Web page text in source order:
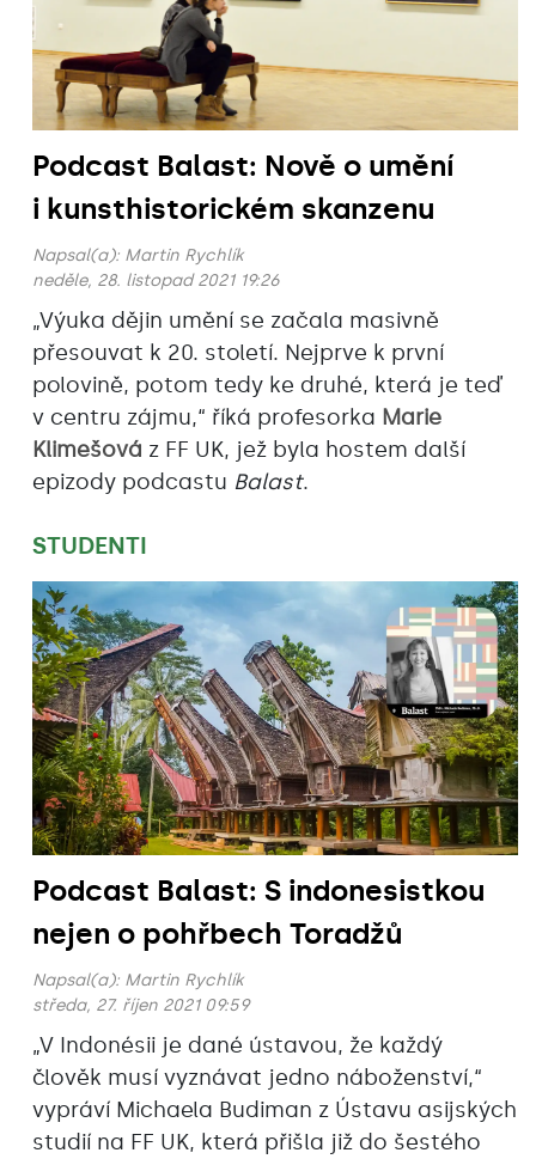
Podcast Balast: Nově o umění
i kunsthistorickém skanzenu
Napsal(a): Martin Rychlík
neděle, 28. listopad 2021 19:26
„Výuka dějin umění se začala masivně
přesouvat k 20. století. Nejprve k první
polovině, potom tedy ke druhé, která je teď
v centru zájmu,“ říká profesorka Marie
Klimešová z FF UK, jež byla hostem další
epizody podcastu Balast.
STUDENTI
Podcast Balast: S indonesistkou
nejen o pohřbech Toradžů
Napsal(a): Martin Rychlík
středa, 27. říjen 2021 09:59
„V Indonésii je dané ústavou, že každý
člověk musí vyznávat jedno náboženství,“
vypráví Michaela Budiman z Ústavu asijských
studií na FF UK, která přišla již do šestého